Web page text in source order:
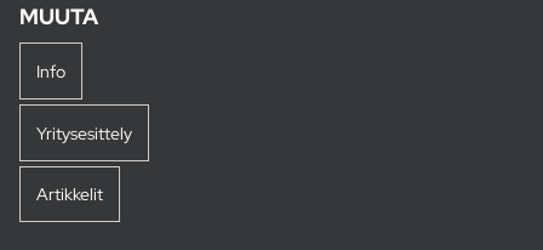
MUUTA
Info
Yritysesittely
Artikkelit